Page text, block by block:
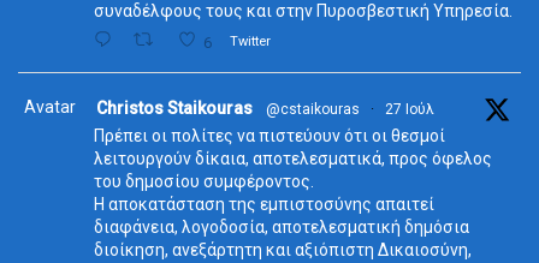
συναδέλφους τους και στην Πυροσβεστική Υπηρεσία.
6 Twitter
Avatar Christos Staikouras @cstaikouras · 27 Ιούλ
Πρέπει οι πολίτες να πιστεύουν ότι οι θεσμοί
λειτουργούν δίκαια, αποτελεσματικά, προς όφελος
του δημοσίου συμφέροντος.
Η αποκατάσταση της εμπιστοσύνης απαιτεί
διαφάνεια, λογοδοσία, αποτελεσματική δημόσια
διοίκηση, ανεξάρτητη και αξιόπιστη Δικαιοσύνη,